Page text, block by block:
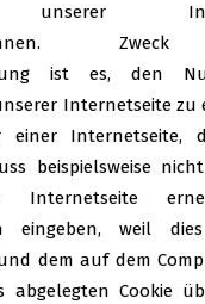
unserer
ist es, den
Internetseite zu
einer Internetseite,
beispielsweise
Internetseite
eingeben, weil
dem auf dem
abgelegten Cookie